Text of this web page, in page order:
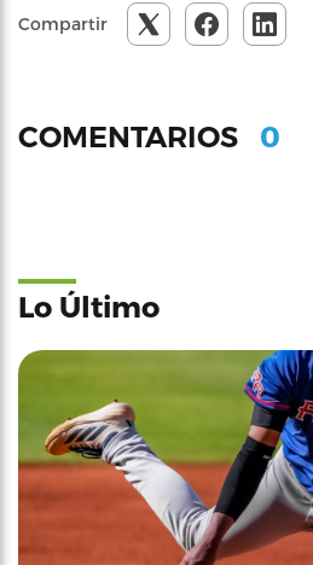
Compartir
COMENTARIOS 0
Lo Último